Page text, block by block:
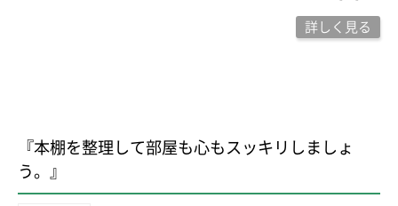
詳しく見る
『本棚を整理して部屋も心もスッキリしましょ
う。』